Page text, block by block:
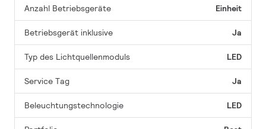
Anzahl Betriebsgeräte Einheit
Betriebsgerät inklusive Ja
Typ des Lichtquellenmoduls LED
Service Tag Ja
Beleuchtungstechnologie LED